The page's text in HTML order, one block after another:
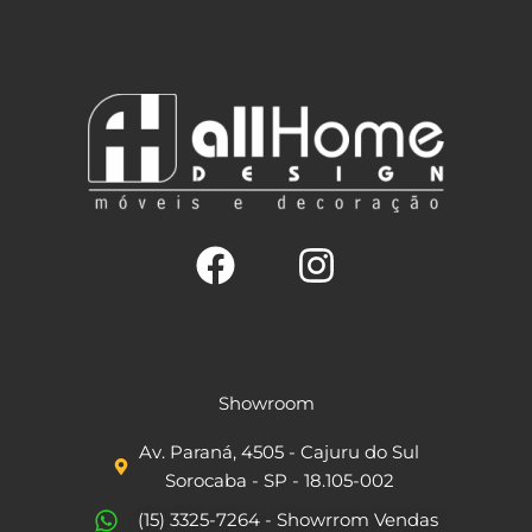
c
e
b
o
t
a
g
Showroom
Av. Paraná, 4505 - Cajuru do Sul
Sorocaba - SP - 18.105-002
(15) 3325-7264 - Showrrom Vendas